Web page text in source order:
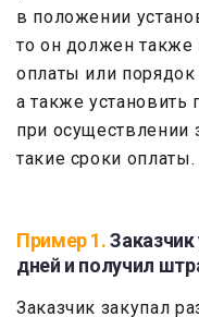
в положении
то он должен
оплаты или
а также установить
при осуществлении
такие сроки оплаты.
Пример 1.
дней и получил
Заказчик закупал